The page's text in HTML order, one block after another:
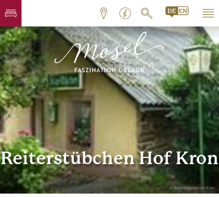
© Reiterstübchen Hof Kron
Reiterstübchen Hof Kron